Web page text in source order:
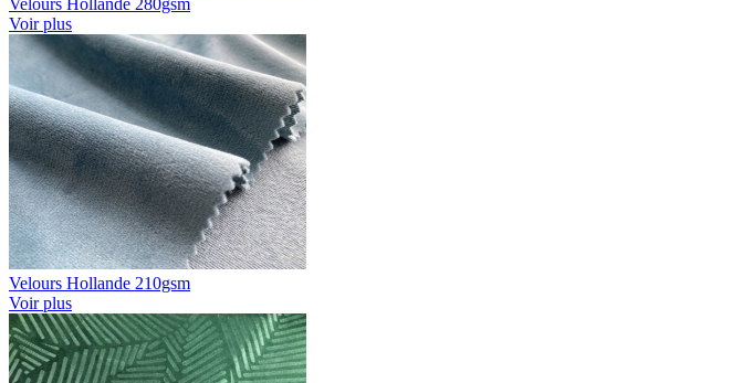
Velours Hollande 280gsm
Voir plus
Velours Hollande 210gsm
Voir plus